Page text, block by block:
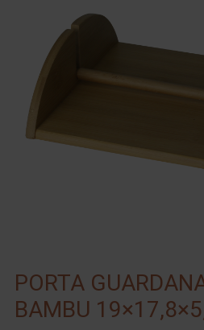
PORTA
BAMBU